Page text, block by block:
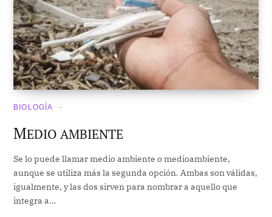
BIOLOGÍA
MEDIO AMBIENTE
Se lo puede llamar medio ambiente o medioambiente,
aunque se utiliza más la segunda opción. Ambas son válidas,
igualmente, y las dos sirven para nombrar a aquello que
integra a…